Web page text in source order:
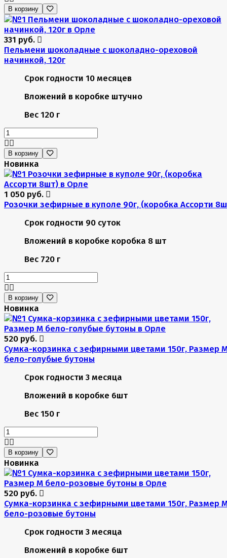
В корзину
331 руб.
Пельмени шоколадные с шоколадно-ореховой
начинкой, 120г
Срок годности 10 месяцев
Вложений в коробке штучно
Вес 120 г
В корзину
Новинка
1 050 руб.
Розочки зефирные в куполе 90г, (коробка Ассорти
Срок годности 90 суток
Вложений в коробке коробка 8 шт
Вес 720 г
В корзину
Новинка
520 руб.
Сумка-корзинка с зефирными цветами 150г, Размер
бело-голубые бутоны
Срок годности 3 месяца
Вложений в коробке 6шт
Вес 150 г
В корзину
Новинка
520 руб.
Сумка-корзинка с зефирными цветами 150г, Размер
бело-розовые бутоны
Срок годности 3 месяца
Вложений в коробке 6шт